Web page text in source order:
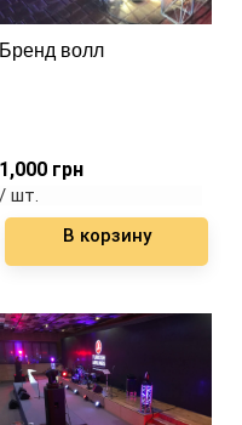
Бренд волл
1,000 грн
/ шт.
В корзину